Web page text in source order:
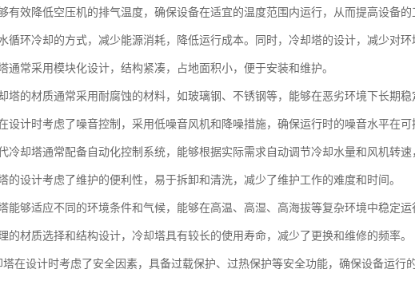
有效降低空压机的排气温度，确保设备在适宜的温度范围内运行，从而提高设备的
循环冷却的方式，减少能源消耗，降低运行成本。同时，冷却塔的设计，减少对环
通常采用模块化设计，结构紧凑，占地面积小，便于安装和维护。
塔的材质通常采用耐腐蚀的材料，如玻璃钢、不锈钢等，能够在恶劣环境下长期稳
设计时考虑了噪音控制，采用低噪音风机和降噪措施，确保运行时的噪音水平在可
冷却塔通常配备自动化控制系统，能够根据实际需求自动调节冷却水量和风机转速
的设计考虑了维护的便利性，易于拆卸和清洗，减少了维护工作的难度和时间。
能够适应不同的环境条件和气候，能够在高温、高湿、高海拔等复杂环境中稳定运
的材质选择和结构设计，冷却塔具有较长的使用寿命，减少了更换和维修的频率。
在设计时考虑了安全因素，具备过载保护、过热保护等安全功能，确保设备运行